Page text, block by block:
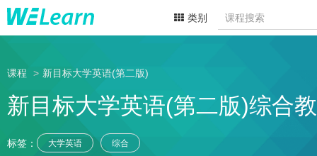
类别
课程 新目标大学英语(第二版)
新目标大学英语(第二版)综合
标签： 大学英语 综合